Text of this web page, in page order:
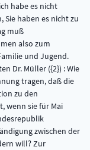
habe es nicht
Sie haben es nicht zu
muß
also zum
und Jugend.
Dr. Müller ({2}) : Wie
tragen, daß die
zu den
wenn sie für Mai
zwischen der
will? Zur